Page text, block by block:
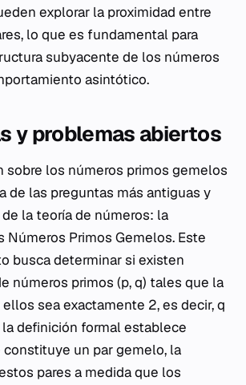
explorar la proximidad entre
lo que es fundamental para
subyacente de los números
asintótico.
y problemas abiertos
sobre los números primos gemelos
de las preguntas más antiguas y
la teoría de números: la
Números Primos Gemelos. Este
busca determinar si existen
números primos (p, q) tales que la
sea exactamente 2, es decir, q
la definición formal establece
un par gemelo, la
pares a medida que los